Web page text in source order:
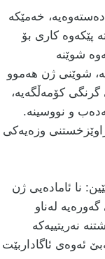
خەمێكە
پێكەوە كاری بۆ
شوێنە
شوێنی ژن هەموو
كۆمەڵگەیە،
و نووسینە.
وزەیەكی
نا ئامادەیی ژن
لەناو
نەریتییەكە
ئەوەی ئاگاداربێت